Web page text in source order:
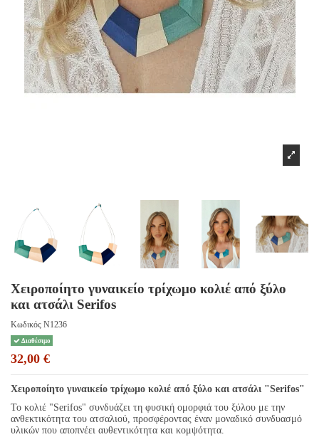
Χειροποίητο γυναικείο τρίχωμο κολιέ από ξύλο
και ατσάλι Serifos
Κωδικός N1236
Διαθέσιμο
32,00 €
Χειροποίητο γυναικείο τρίχωμο κολιέ από ξύλο και ατσάλι "Serifos"
Το κολιέ "Serifos" συνδυάζει τη φυσική ομορφιά του ξύλου με την
ανθεκτικότητα του ατσαλιού, προσφέροντας έναν μοναδικό συνδυασμό
υλικών που αποπνέει αυθεντικότητα και κομψότητα.